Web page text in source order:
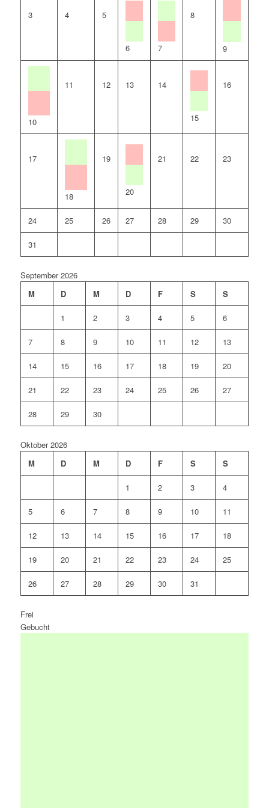
3 4 5
6 7
8
9
10
11 12 13 14
15
16
17
18
19
20
21 22 23
24 25 26 27 28 29 30
31
September 2026
M
D M D F S S
1 2 3 4 5 6
7 8 9 10 11 12 13
14 15 16 17 18 19 20
21 22 23 24 25 26 27
28 29 30
Oktober 2026
M
D M D F S S
1 2 3 4
5 6 7 8 9 10 11
12 13 14 15 16 17 18
19 20 21 22 23 24 25
26 27 28 29 30 31
Frei
Gebucht